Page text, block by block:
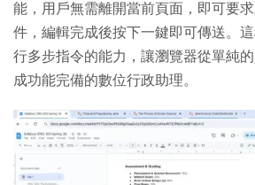
能，用戶無需離開當前頁面，即可要
件，編輯完成後按下一鍵即可傳送。
行多步指令的能力，讓瀏覽器從單純
成功能完備的數位行政助理。